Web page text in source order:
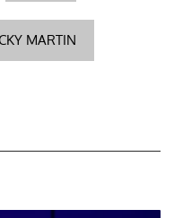
MARTIN